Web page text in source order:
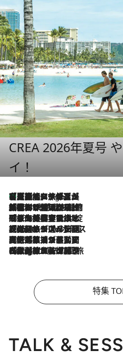
CREA 2026年夏号
イ！
7 Hours Ago
【厳選旅コスメ】「多機能アイテムがメイン！」旅好き美容エディターが選んだ夏旅ベストコスメを発表【Mサイズジップ】
2026.8.6
「荷物が増えるほど旅ストレスは増す」美容ジャーナリストがたどり着いた最終結論。“化粧品を劇的に減らす”感動の凝縮美容とは
2026.8.6
「旅先には金髪ウィッグを持参」日本と同じメイクでは損してる!? 美容ジャーナリストが提案する“掟破りの旅美容”とは
2026.8.6
【厳選旅コスメ】「身軽さ＆UV対策重視！」ヘアアーティストshucoが選んだ夏旅ベストコスメを発表【Mサイズジップ】
2026.8.5
【厳選旅コスメ】国内をあちこち移動する河井菜摘が選んだ夏旅ベストコスメ発表！「リラックスアイテムはマスト」【Mサイズジップ】
2026.8.4
【厳選旅コスメ】「紫外線＆乾燥対策しながらメイク感も！」ヘア＆メイクGeorgeが選んだ夏旅ベストコスメを発表！【Mサイズジップ】
特集
TALK &